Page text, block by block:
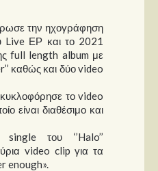
την ηχογράφηση
Live ΕΡ και το 2021
full length album με
καθώς και δύο video
το video
είναι διαθέσιμο και
του ‘’Halo’’
video clip για τα
enough».